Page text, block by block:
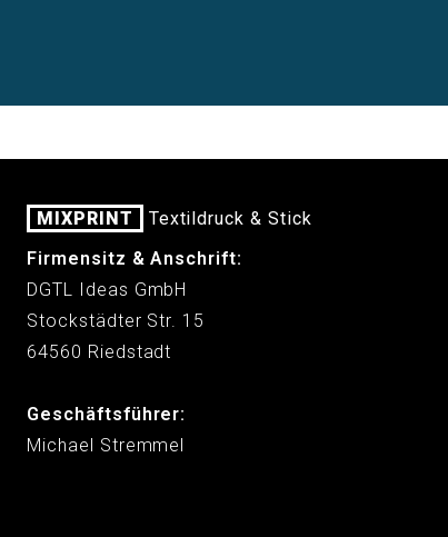
MIXPRINT
Textildruck & Stick
Firmensitz & Anschrift:
DGTL Ideas GmbH
Stockstädter Str. 15
64560 Riedstadt
Geschäftsführer:
Michael Stremmel